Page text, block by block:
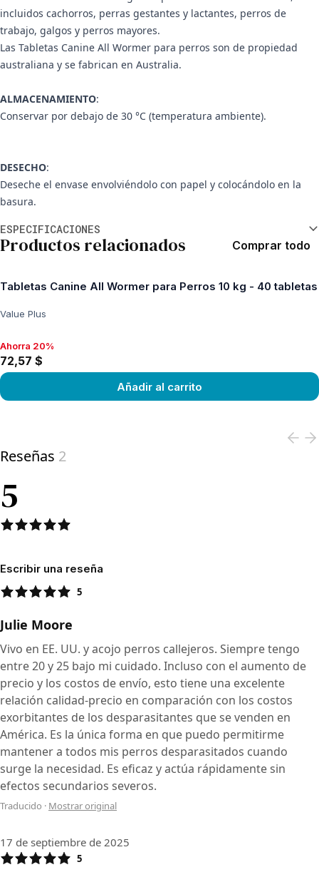
incluidos cachorros, perras gestantes y lactantes, perros de
trabajo, galgos y perros mayores.
Las Tabletas Canine All Wormer para perros son de propiedad
australiana y se fabrican en Australia.
ALMACENAMIENTO:
Conservar por debajo de 30 °C (temperatura ambiente).
DESECHO:
Deseche el envase envolviéndolo con papel y colocándolo en la
basura.
ESPECIFICACIONES
Productos relacionados Comprar todo
Tabletas Canine All Wormer para Perros 10 kg - 40 tabletas
Value Plus
Ahorra 20%, 72,57 $
Ahorra 20%
72,57 $
Añadir al carrito
Reseñas 2
5
Escribir una reseña
5
Julie Moore
Vivo en EE. UU. y acojo perros callejeros. Siempre tengo
entre 20 y 25 bajo mi cuidado. Incluso con el aumento de
precio y los costos de envío, esto tiene una excelente
relación calidad-precio en comparación con los costos
exorbitantes de los desparasitantes que se venden en
América. Es la única forma en que puedo permitirme
mantener a todos mis perros desparasitados cuando
surge la necesidad. Es eficaz y actúa rápidamente sin
efectos secundarios severos.
Traducido · Mostrar original
17 de septiembre de 2025
5